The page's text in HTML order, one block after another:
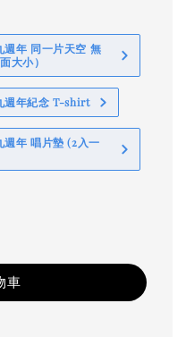
週年 同一片天空 無
大小）
週年紀念 T-shirt
週年 唱片墊 (2入一
車